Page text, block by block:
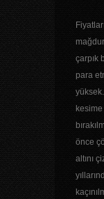
çarpık
para
önce
altını